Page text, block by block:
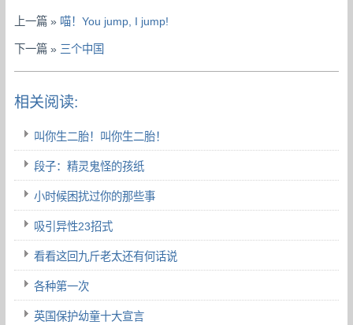
上一篇 » 喵！You jump, I jump!
下一篇 » 三个中国
相关阅读:
叫你生二胎！叫你生二胎！
段子：精灵鬼怪的孩纸
小时候困扰过你的那些事
吸引异性23招式
看看这回九斤老太还有何话说
各种第一次
英国保护幼童十大宣言